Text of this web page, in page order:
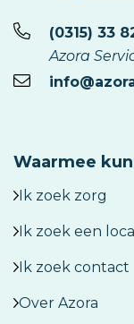
(0315) 33
Azora
Waarmee
Ik zoek zorg
Ik zoek een
Ik zoek contact
Over Azora